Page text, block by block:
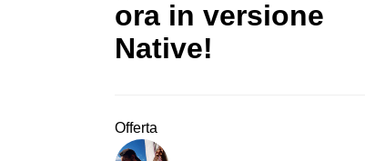
ora in versione
Native!
Offerta